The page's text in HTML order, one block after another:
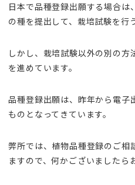
日本で品種登録出願する場合
の種を提出して、栽培試験を行
しかし、栽培試験以外の別の方
を進めています。
品種登録出願は、昨年から電子
ものとなってきています。
弊所では、植物品種登録のご相
ますので、何かございましたら